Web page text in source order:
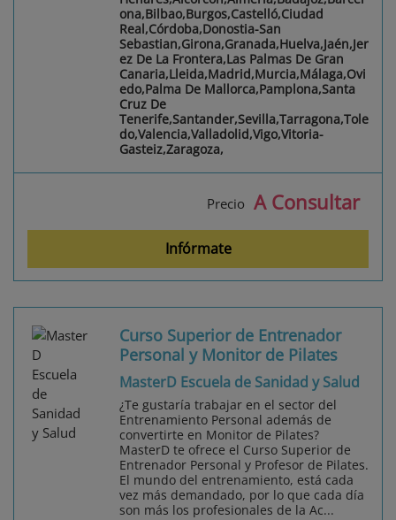
ona,Bilbao,Burgos,Castelló,Ciudad
Real,Córdoba,Donostia-San
Sebastian,Girona,Granada,Huelva,Jaén,Jer
ez De La Frontera,Las Palmas De Gran
Canaria,Lleida,Madrid,Murcia,Málaga,Ovi
edo,Palma De Mallorca,Pamplona,Santa
Cruz De
Tenerife,Santander,Sevilla,Tarragona,Tole
do,Valencia,Valladolid,Vigo,Vitoria-
Gasteiz,Zaragoza,
Precio A Consultar
Infórmate
Curso Superior de Entrenador
Personal y Monitor de Pilates
MasterD Escuela de Sanidad y Salud
¿Te gustaría trabajar en el sector del
Entrenamiento Personal además de
convertirte en Monitor de Pilates?
MasterD te ofrece el Curso Superior de
Entrenador Personal y Profesor de Pilates.
El mundo del entrenamiento, está cada
vez más demandado, por lo que cada día
son más los profesionales de la Ac...